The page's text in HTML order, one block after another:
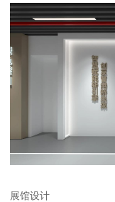
展馆设计